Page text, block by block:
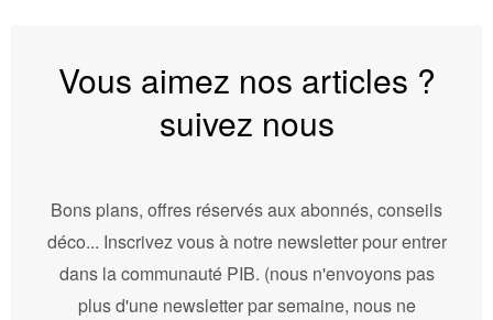
Vous aimez nos articles ?
suivez nous
Bons plans, offres réservés aux abonnés, conseils
déco... Inscrivez vous à notre newsletter pour entrer
dans la communauté PIB. (nous n'envoyons pas
plus d'une newsletter par semaine, nous ne